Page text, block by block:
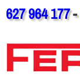
627 964 177-